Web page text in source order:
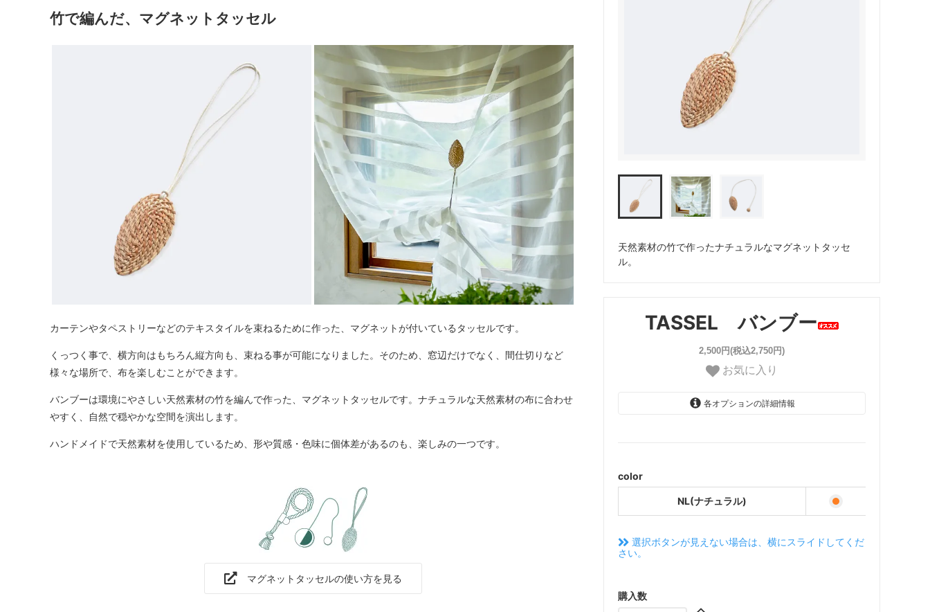
天然素材の竹で作ったナチュラルなマグネットタッセ
ル。
TASSEL バンブー
2,500円(税込2,750円)
お気に入り
各オプションの詳細情報
color
NL(ナチュラル)
選択ボタンが見えない場合は、横にスライドしてくだ
さい。
購入数
竹で編んだ、マグネットタッセル
カーテンやタペストリーなどのテキスタイルを束ねるために作った、マグネットが付いているタッセルです。
くっつく事で、横方向はもちろん縦方向も、束ねる事が可能になりました。そのため、窓辺だけでなく、間仕切りなど
様々な場所で、布を楽しむことができます。
バンブーは環境にやさしい天然素材の竹を編んで作った、マグネットタッセルです。ナチュラルな天然素材の布に合わせ
やすく、自然で穏やかな空間を演出します。
ハンドメイドで天然素材を使用しているため、形や質感・色味に個体差があるのも、楽しみの一つです。
マグネットタッセルの使い方を見る